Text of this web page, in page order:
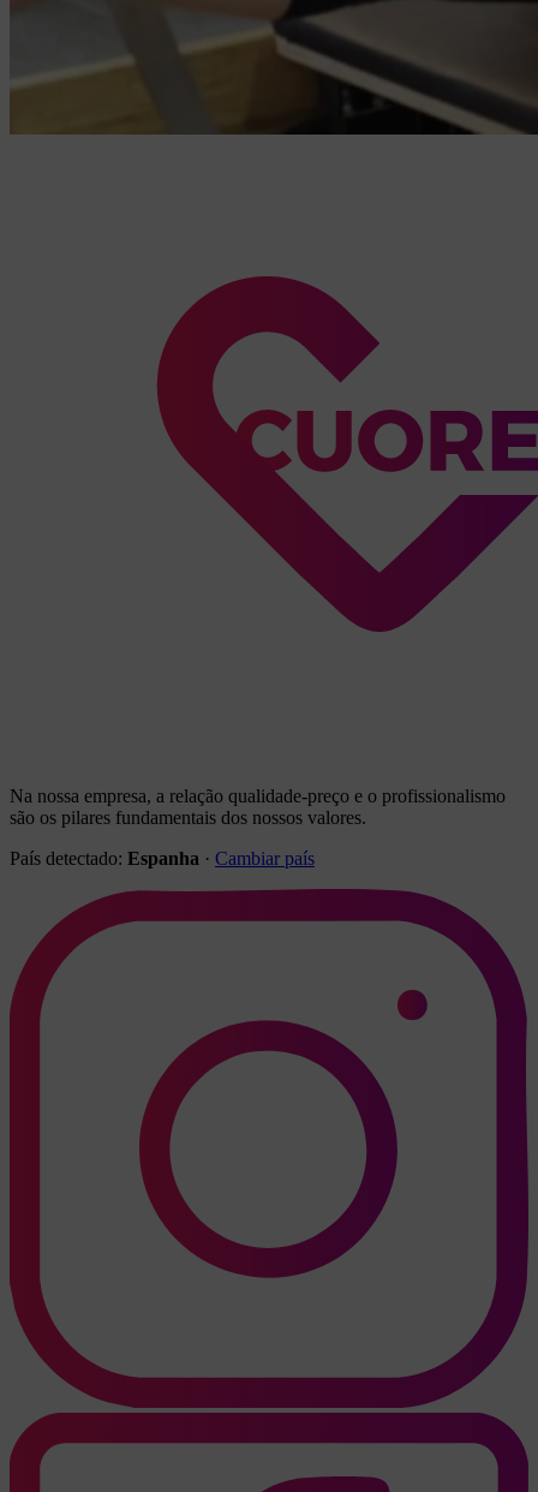
Na nossa empresa, a relação qualidade-preço e o profissionalismo
são os pilares fundamentais dos nossos valores.
País detectado: Espanha · Cambiar país